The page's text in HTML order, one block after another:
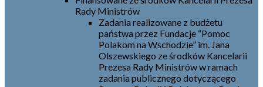
Rady Ministrów
Zadania realizowane z budżetu
państwa przez Fundacje “Pomoc
Polakom na Wschodzie” im. Jana
Olszewskiego ze środków Kancelarii
Prezesa Rady Ministrów w ramach
zadania publicznego dotyczącego